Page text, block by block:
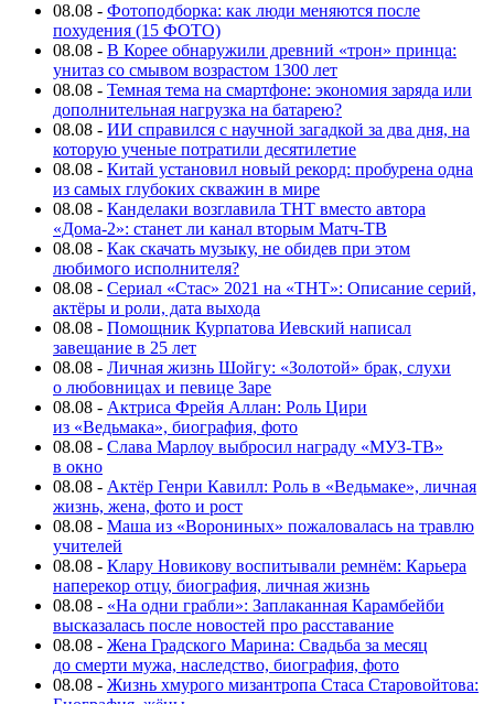
08.08 - Фотоподборка: как люди меняются после
похудения (15 ФОТО)
08.08 - В Корее обнаружили древний «трон» принца:
унитаз со смывом возрастом 1300 лет
08.08 - Темная тема на смартфоне: экономия заряда или
дополнительная нагрузка на батарею?
08.08 - ИИ справился с научной загадкой за два дня, на
которую ученые потратили десятилетие
08.08 - Китай установил новый рекорд: пробурена одна
из самых глубоких скважин в мире
08.08 - Канделаки возглавила ТНТ вместо автора
«Дома-2»: станет ли канал вторым Матч-ТВ
08.08 - Как скачать музыку, не обидев при этом
любимого исполнителя?
08.08 - Сериал «Стас» 2021 на «ТНТ»: Описание серий,
актёры и роли, дата выхода
08.08 - Помощник Курпатова Иевский написал
завещание в 25 лет
08.08 - Личная жизнь Шойгу: «Золотой» брак, слухи
о любовницах и певице Заре
08.08 - Актриса Фрейя Аллан: Роль Цири
из «Ведьмака», биография, фото
08.08 - Слава Марлоу выбросил награду «МУЗ-ТВ»
в окно
08.08 - Актёр Генри Кавилл: Роль в «Ведьмаке», личная
жизнь, жена, фото и рост
08.08 - Маша из «Ворониных» пожаловалась на травлю
учителей
08.08 - Клару Новикову воспитывали ремнём: Карьера
наперекор отцу, биография, личная жизнь
08.08 - «На одни грабли»: Заплаканная Карамбейби
высказалась после новостей про расставание
08.08 - Жена Градского Марина: Свадьба за месяц
до смерти мужа, наследство, биография, фото
08.08 - Жизнь хмурого мизантропа Стаса Старовойтова: